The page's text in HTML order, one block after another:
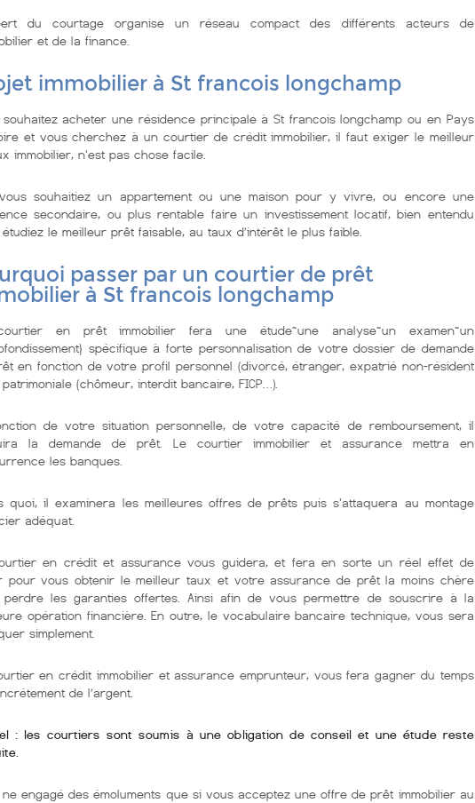
du courtage organise un réseau compact des différents acteurs de
et de la finance.
immobilier à St francois longchamp
souhaitez acheter une résidence principale à St francois longchamp ou en Pays
et vous cherchez à un courtier de crédit immobilier, il faut exiger le meilleur
immobilier, n'est pas chose facile.
souhaitiez un appartement ou une maison pour y vivre, ou encore une
secondaire, ou plus rentable faire un investissement locatif, bien entendu
le meilleur prêt faisable, au taux d’intérêt le plus faible.
passer par un courtier de prêt
à St francois longchamp
en prêt immobilier fera une étude~une analyse~un examen~un
spécifique à forte personnalisation de votre dossier de demande
en fonction de votre profil personnel (divorcé, étranger, expatrié non-résident
patrimoniale (chômeur, interdit bancaire, FICP…).
de votre situation personnelle, de votre capacité de remboursement, il
la demande de prêt. Le courtier immobilier et assurance mettra en
les banques.
quoi, il examinera les meilleures offres de prêts puis s'attaquera au montage
adéquat.
en crédit et assurance vous guidera, et fera en sorte un réel effet de
pour vous obtenir le meilleur taux et votre assurance de prêt la moins chère
perdre les garanties offertes. Ainsi afin de vous permettre de souscrire à la
opération financière. En outre, le vocabulaire bancaire technique, vous sera
simplement.
en crédit immobilier et assurance emprunteur, vous fera gagner du temps
de l’argent.
: les courtiers sont soumis à une obligation de conseil et une étude reste
ne engagé des émoluments que si vous acceptez une offre de prêt immobilier au